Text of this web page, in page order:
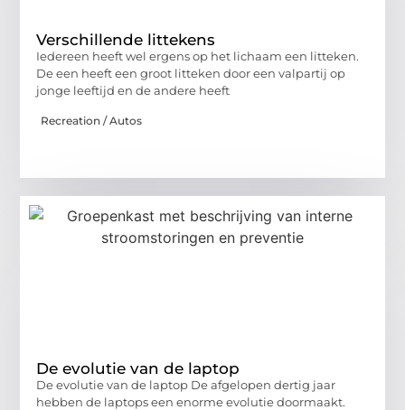
Verschillende littekens
Iedereen heeft wel ergens op het lichaam een litteken.
De een heeft een groot litteken door een valpartij op
jonge leeftijd en de andere heeft
Recreation / Autos
De evolutie van de laptop
De evolutie van de laptop De afgelopen dertig jaar
hebben de laptops een enorme evolutie doormaakt.